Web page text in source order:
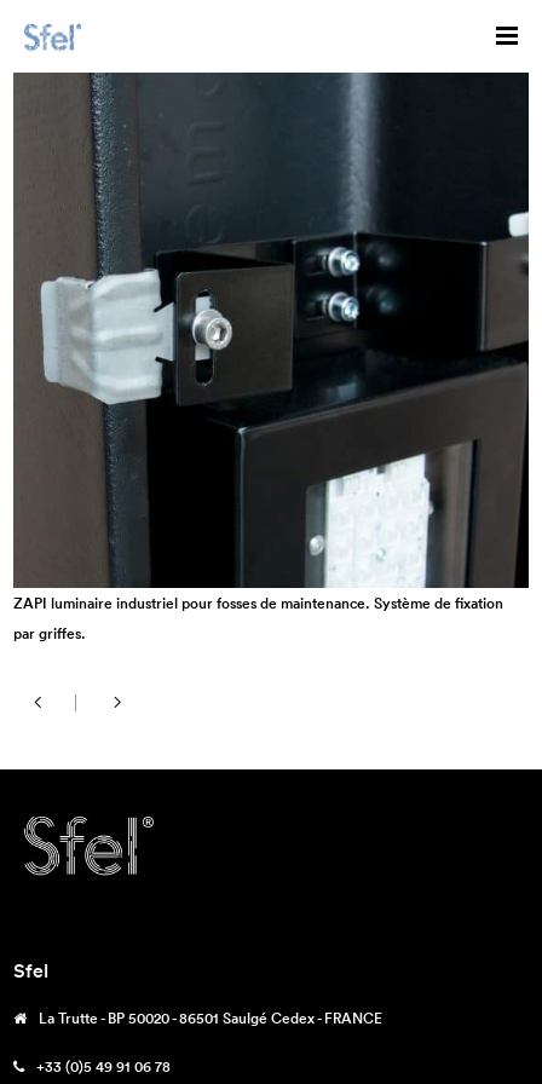
ZAPI luminaire industriel pour fosses de maintenance. Système de fixation
par griffes.
Sfel
La Trutte - BP 50020 - 86501 Saulgé Cedex - FRANCE
+33 (0)5 49 91 06 78